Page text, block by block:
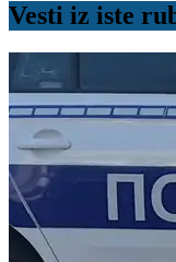
Vesti iz iste